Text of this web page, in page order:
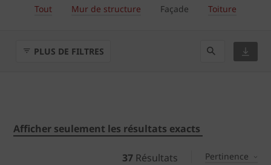
Tout Mur de structure Façade Toiture
PLUS DE FILTRES
Afficher seulement les résultats exacts
37 Résultats Pertinence